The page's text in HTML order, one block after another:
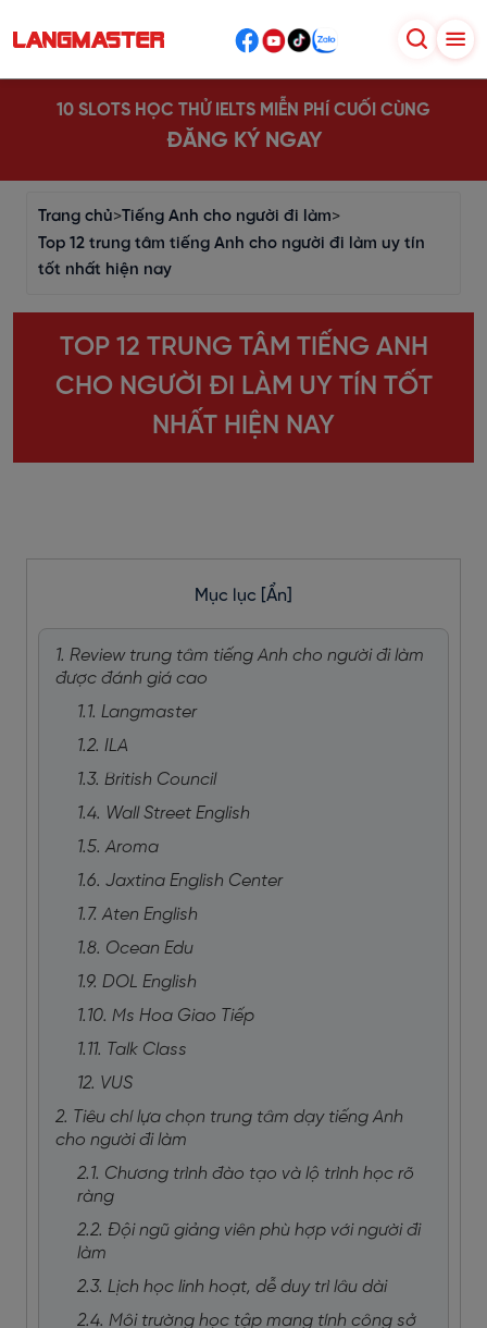
10 SLOTS HỌC THỬ IELTS MIỄN PHÍ CUỐI CÙNG
ĐĂNG KÝ NGAY
Trang chủ>Tiếng Anh cho người đi làm>
Top 12 trung tâm tiếng Anh cho người đi làm uy tín
tốt nhất hiện nay
TOP 12 TRUNG TÂM TIẾNG ANH
CHO NGƯỜI ĐI LÀM UY TÍN TỐT
NHẤT HIỆN NAY
Mục lục [Ẩn]
1. Review trung tâm tiếng Anh cho người đi làm
được đánh giá cao
1.1. Langmaster
1.2. ILA
1.3. British Council
1.4. Wall Street English
1.5. Aroma
1.6. Jaxtina English Center
1.7. Aten English
1.8. Ocean Edu
1.9. DOL English
1.10. Ms Hoa Giao Tiếp
1.11. Talk Class
12. VUS
2. Tiêu chí lựa chọn trung tâm dạy tiếng Anh
cho người đi làm
2.1. Chương trình đào tạo và lộ trình học rõ
ràng
2.2. Đội ngũ giảng viên phù hợp với người đi
làm
2.3. Lịch học linh hoạt, dễ duy trì lâu dài
2.4. Môi trường học tập mang tính công sở